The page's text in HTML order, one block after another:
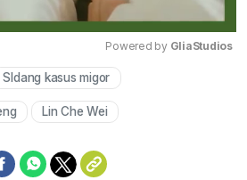
Powered by GliaStudios
SIdang kasus migor
Lin Che Wei